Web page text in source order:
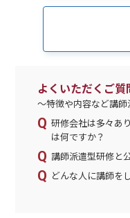
よくいただくご質
～特徴や内容など講
研修会社は多々あ
は何ですか？
講師派遣型研修と
どんな人に講師を